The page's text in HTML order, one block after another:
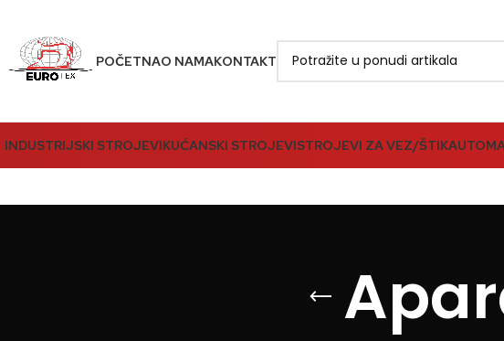
POČETNAO NAMAKONTAKT
INDUSTRIJSKI STROJEVIKUĆANSKI STROJEVISTROJEVI ZA VEZ/ŠTIK